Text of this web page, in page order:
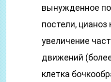
вынужденное
постели,
увеличение
движений
клетка